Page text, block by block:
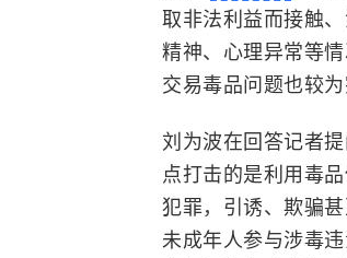
取非法利益而接触
精神、心理异常等
交易毒品问题也较
刘为波在回答记者
点打击的是利用毒
犯罪，引诱、欺骗
未成年人参与涉毒